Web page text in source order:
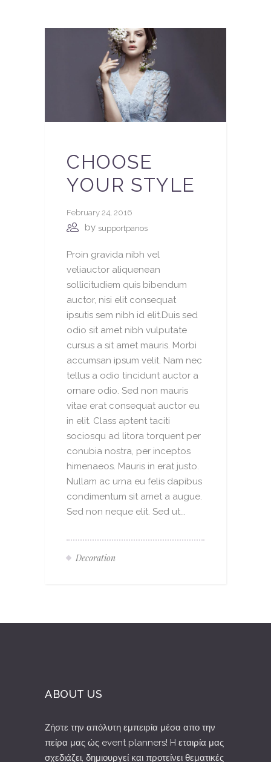
CHOOSE
YOUR STYLE
February 24, 2016
by supportpanos
Proin gravida nibh vel
veliauctor aliquenean
sollicitudiem quis bibendum
auctor, nisi elit consequat
ipsutis sem nibh id elit.Duis sed
odio sit amet nibh vulputate
cursus a sit amet mauris. Morbi
accumsan ipsum velit. Nam nec
tellus a odio tincidunt auctor a
ornare odio. Sed non mauris
vitae erat consequat auctor eu
in elit. Class aptent taciti
sociosqu ad litora torquent per
conubia nostra, per inceptos
himenaeos. Mauris in erat justo.
Nullam ac urna eu felis dapibus
condimentum sit amet a augue.
Sed non neque elit. Sed ut...
Decoration
ABOUT US
Ζήστε την απόλυτη εμπειρία μέσα απο την
πείρα μας ώς event planners! H εταιρία μας
σχεδιάζει, δημιουργεί και προτείνει θεματικές